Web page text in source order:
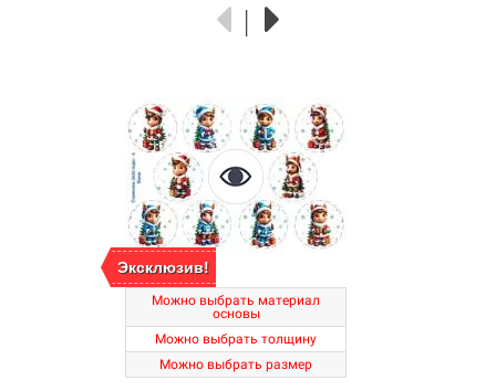
Эксклюзив!
Можно выбрать материал
основы
Можно выбрать толщину
Можно выбрать размер